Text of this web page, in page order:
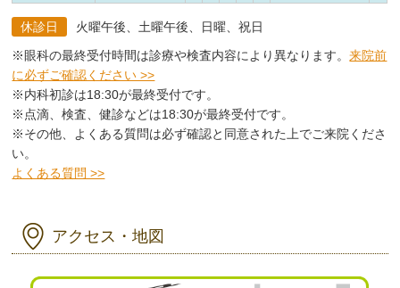
休診日
火曜午後、土曜午後、日曜、祝日
※眼科の最終受付時間は診療や検査内容により異なります。来院前
に必ずご確認ください >>
※内科初診は18:30が最終受付です。
※点滴、検査、健診などは18:30が最終受付です。
※その他、よくある質問は必ず確認と同意された上でご来院くださ
い。
よくある質問 >>
アクセス・地図